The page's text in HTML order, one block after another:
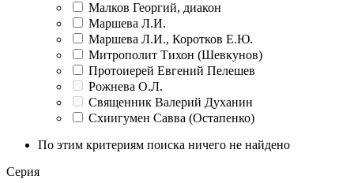
Малков Георгий, диакон
Маршева Л.И.
Маршева Л.И., Коротков Е.Ю.
Митрополит Тихон (Шевкунов)
Протоиерей Евгений Пелешев
Рожнева О.Л.
Священник Валерий Духанин
Схиигумен Савва (Остапенко)
По этим критериям поиска ничего не найдено
Серия